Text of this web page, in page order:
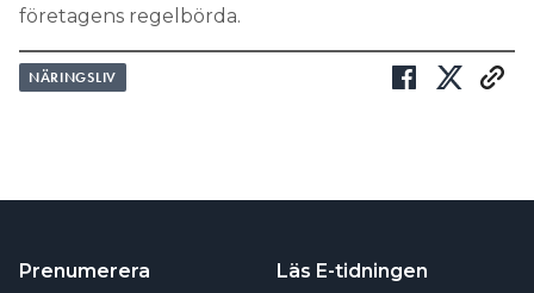
företagens regelbörda.
NÄRINGSLIV
Prenumerera Läs E-tidningen